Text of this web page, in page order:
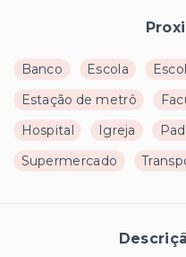
Banco Escola
Estação de metrô
Hospital
Igreja
Supermercado